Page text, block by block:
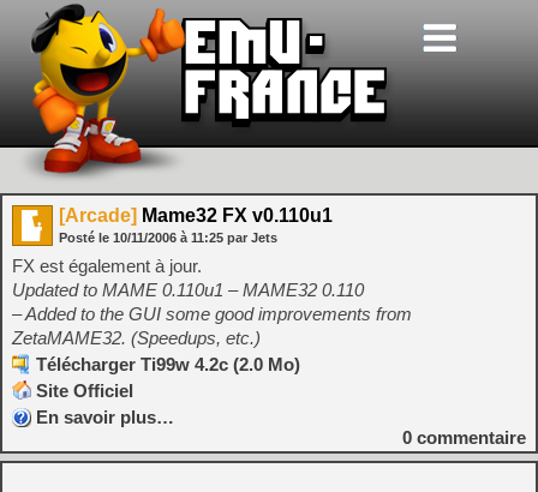
[Arcade] Mame32 FX v0.110u1
Posté le 10/11/2006 à 11:25 par Jets
FX est également à jour.
Updated to MAME 0.110u1 – MAME32 0.110
– Added to the GUI some good improvements from
ZetaMAME32. (Speedups, etc.)
Télécharger Ti99w 4.2c (2.0 Mo)
Site Officiel
En savoir plus…
0 commentaire